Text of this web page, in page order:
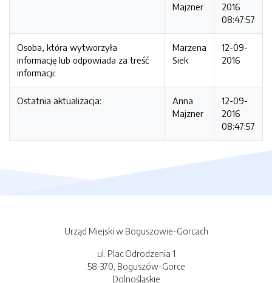
Majzner
2016
08:47:57
Osoba, która wytworzyła
informację lub odpowiada za treść
informacji:
Marzena
Siek
12-09-
2016
Ostatnia aktualizacja:
Anna
Majzner
12-09-
2016
08:47:57
Urząd Miejski w Boguszowie-Gorcach
ul. Plac Odrodzenia 1
58-370, Boguszów-Gorce
Dolnośląskie